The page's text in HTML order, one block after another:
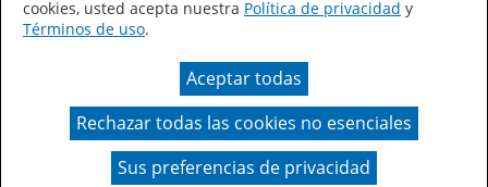
Ley de Cadenas de Suministro de California
Un color real puede variar en comparación con la
presentación en pantalla.
cookies, usted acepta nuestra Política de privacidad y
Términos de uso.
Aceptar todas
Rechazar todas las cookies no esenciales
Sus preferencias de privacidad